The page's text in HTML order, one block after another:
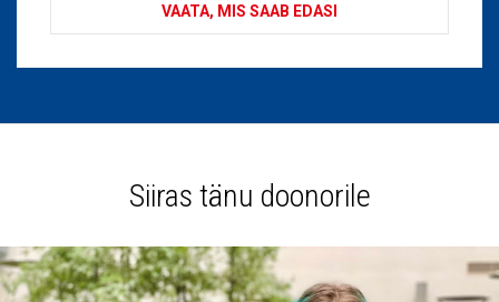
VAATA, MIS SAAB EDASI
Siiras tänu doonorile